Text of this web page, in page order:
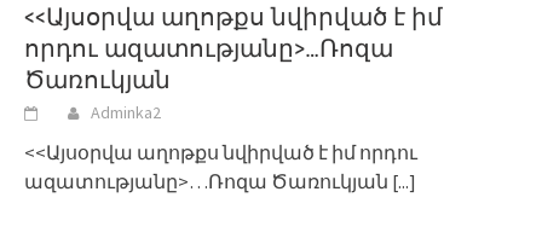
<<Այսօրվա աղոթքս նվիրված է իմ
որդու ազատությանը>…Ռոզա
Ծառուկյան
Adminka2
<<Այսօրվա աղոթքս նվիրված է իմ որդու
ազատությանը>…Ռոզա Ծառուկյան [...]